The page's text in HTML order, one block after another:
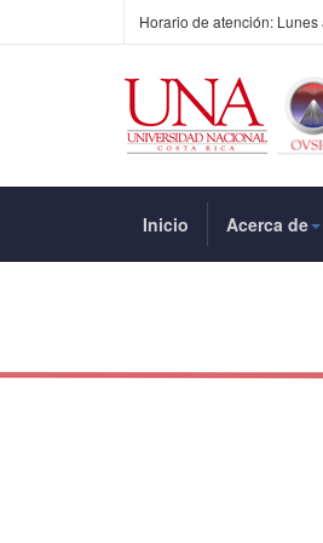
Horario de atención:
Inicio Acerca de